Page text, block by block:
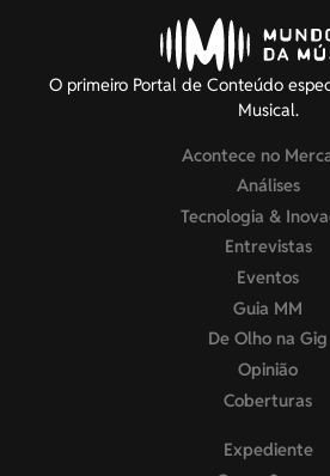
O primeiro Portal de Conteúdo
Musical.
Acontece no
Análises
Tecnologia &
Entrevistas
Eventos
Guia MM
De Olho na Gig
Opinião
Coberturas
Expediente